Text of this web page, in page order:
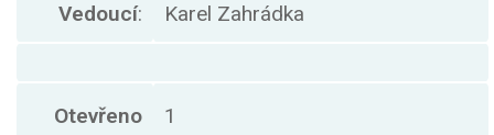
Vedoucí: Karel Zahrádka
Otevřeno
1